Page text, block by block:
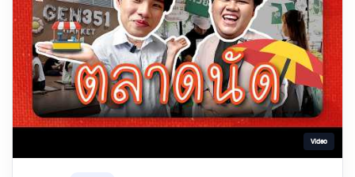
Video